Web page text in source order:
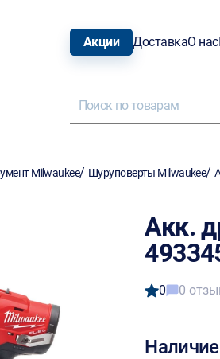
Акции ДоставкаО нас
Milwaukee/ Шуруповерты Milwaukee/
Акк.
0 0